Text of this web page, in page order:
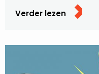
Verder lezen